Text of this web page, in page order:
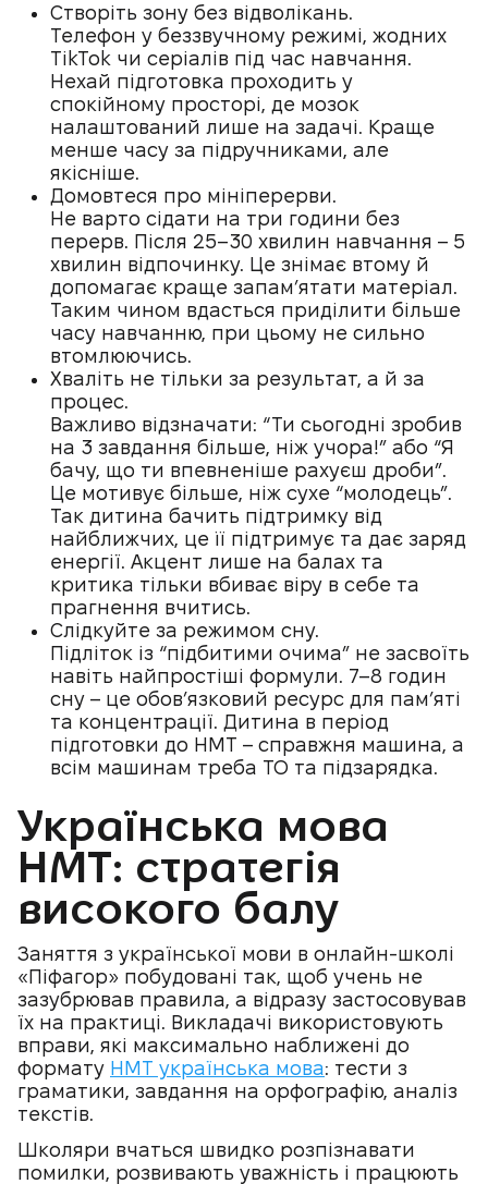
Створіть зону без відволікань.
Телефон у беззвучному режимі, жодних
TikTok чи серіалів під час навчання.
Нехай підготовка проходить у
спокійному просторі, де мозок
налаштований лише на задачі. Краще
менше часу за підручниками, але
якісніше.
Домовтеся про мініперерви.
Не варто сідати на три години без
перерв. Після 25–30 хвилин навчання – 5
хвилин відпочинку. Це знімає втому й
допомагає краще запам’ятати матеріал.
Таким чином вдасться приділити більше
часу навчанню, при цьому не сильно
втомлюючись.
Хваліть не тільки за результат, а й за
процес.
Важливо відзначати: “Ти сьогодні зробив
на 3 завдання більше, ніж учора!” або “Я
бачу, що ти впевненіше рахуєш дроби”.
Це мотивує більше, ніж сухе “молодець”.
Так дитина бачить підтримку від
найближчих, це її підтримує та дає заряд
енергії. Акцент лише на балах та
критика тільки вбиває віру в себе та
прагнення вчитись.
Слідкуйте за режимом сну.
Підліток із “підбитими очима” не засвоїть
навіть найпростіші формули. 7–8 годин
сну – це обов’язковий ресурс для пам’яті
та концентрації. Дитина в період
підготовки до НМТ – справжня машина, а
всім машинам треба ТО та підзарядка.
Українська мова
НМТ: стратегія
високого балу
Заняття з української мови в онлайн-школі
«Піфагор» побудовані так, щоб учень не
зазубрював правила, а відразу застосовував
їх на практиці. Викладачі використовують
вправи, які максимально наближені до
формату НМТ українська мова: тести з
граматики, завдання на орфографію, аналіз
текстів.
Школяри вчаться швидко розпізнавати
помилки, розвивають уважність і працюють